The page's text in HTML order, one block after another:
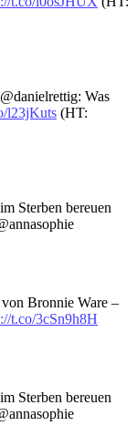
Was
l23jKuts (HT:
Sterben bereuen
Bronnie Ware –
t.co/3cSn9h8H
Sterben bereuen